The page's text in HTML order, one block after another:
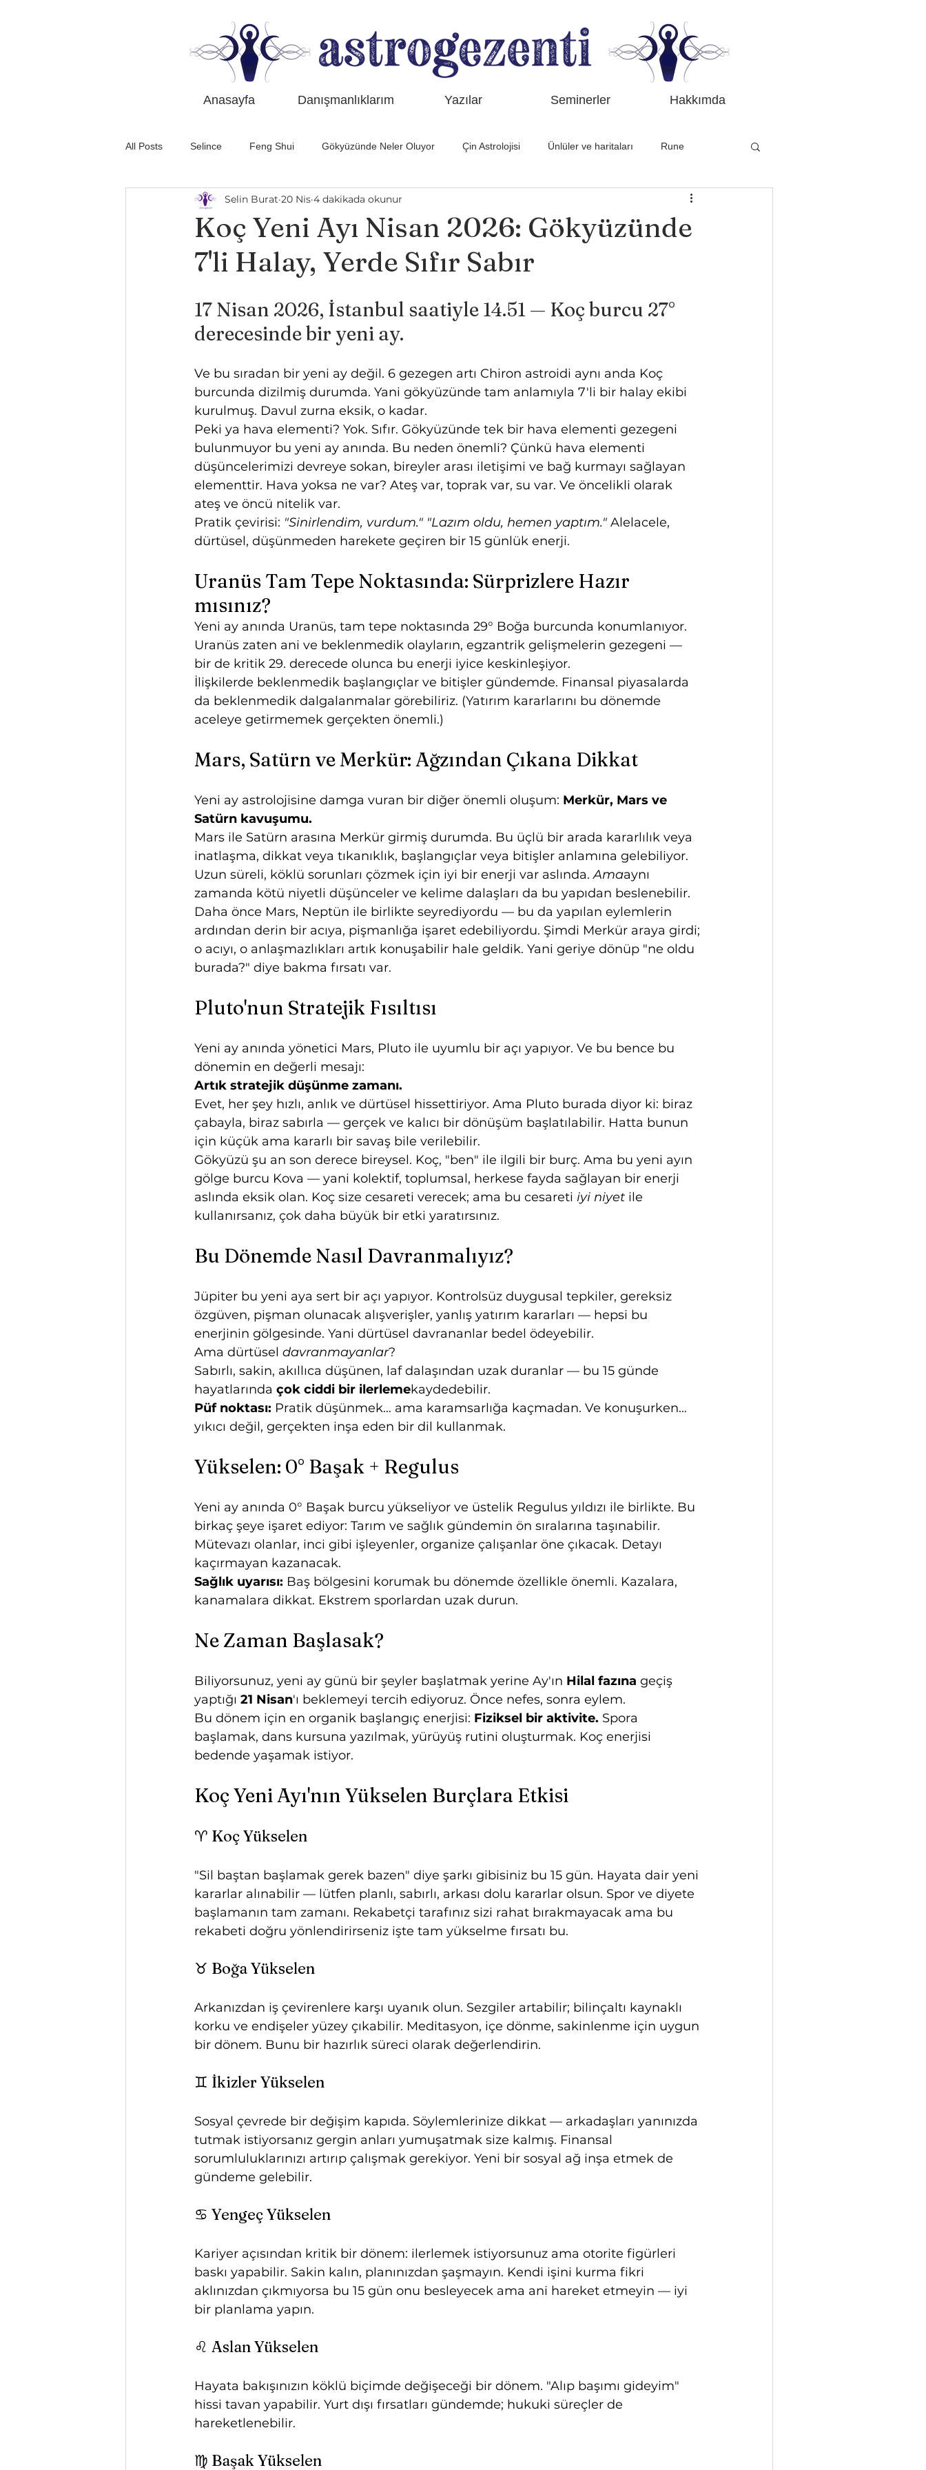
Anasayfa Danışmanlıklarım Yazılar Seminerler Hakkımda
All Posts Selince Feng Shui Gökyüzünde Neler Oluyor Çin Astrolojisi Ünlüler ve haritaları Rune
Astroloji Öğreniyoruz
Koç Yeni Ayı Nisan 2026: Gökyüzünde
7'li Halay, Yerde Sıfır Sabır
Selin Burat 20 Nis 4 dakikada okunur
17 Nisan 2026, İstanbul saatiyle 14.51 — Koç burcu 27°
derecesinde bir yeni ay.
Ve bu sıradan bir yeni ay değil. 6 gezegen artı Chiron astroidi aynı anda Koç
burcunda dizilmiş durumda. Yani gökyüzünde tam anlamıyla 7'li bir halay ekibi
kurulmuş. Davul zurna eksik, o kadar.
Peki ya hava elementi? Yok. Sıfır. Gökyüzünde tek bir hava elementi gezegeni
bulunmuyor bu yeni ay anında. Bu neden önemli? Çünkü hava elementi
düşüncelerimizi devreye sokan, bireyler arası iletişimi ve bağ kurmayı sağlayan
elementtir. Hava yoksa ne var? Ateş var, toprak var, su var. Ve öncelikli olarak
ateş ve öncü nitelik var.
Pratik çevirisi: "Sinirlendim, vurdum." "Lazım oldu, hemen yaptım." Alelacele,
dürtüsel, düşünmeden harekete geçiren bir 15 günlük enerji.
Uranüs Tam Tepe Noktasında: Sürprizlere Hazır
mısınız?
Yeni ay anında Uranüs, tam tepe noktasında 29° Boğa burcunda konumlanıyor.
Uranüs zaten ani ve beklenmedik olayların, egzantrik gelişmelerin gezegeni —
bir de kritik 29. derecede olunca bu enerji iyice keskinleşiyor.
İlişkilerde beklenmedik başlangıçlar ve bitişler gündemde. Finansal piyasalarda
da beklenmedik dalgalanmalar görebiliriz. (Yatırım kararlarını bu dönemde
aceleye getirmemek gerçekten önemli.)
Mars, Satürn ve Merkür: Ağzından Çıkana Dikkat
Yeni ay astrolojisine damga vuran bir diğer önemli oluşum: Merkür, Mars ve
Satürn kavuşumu.
Mars ile Satürn arasına Merkür girmiş durumda. Bu üçlü bir arada kararlılık veya
inatlaşma, dikkat veya tıkanıklık, başlangıçlar veya bitişler anlamına gelebiliyor.
Uzun süreli, köklü sorunları çözmek için iyi bir enerji var aslında. Amaaynı
zamanda kötü niyetli düşünceler ve kelime dalaşları da bu yapıdan beslenebilir.
Daha önce Mars, Neptün ile birlikte seyrediyordu — bu da yapılan eylemlerin
ardından derin bir acıya, pişmanlığa işaret edebiliyordu. Şimdi Merkür araya girdi;
o acıyı, o anlaşmazlıkları artık konuşabilir hale geldik. Yani geriye dönüp "ne oldu
burada?" diye bakma fırsatı var.
Pluto'nun Stratejik Fısıltısı
Yeni ay anında yönetici Mars, Pluto ile uyumlu bir açı yapıyor. Ve bu bence bu
dönemin en değerli mesajı:
Artık stratejik düşünme zamanı.
Evet, her şey hızlı, anlık ve dürtüsel hissettiriyor. Ama Pluto burada diyor ki: biraz
çabayla, biraz sabırla — gerçek ve kalıcı bir dönüşüm başlatılabilir. Hatta bunun
için küçük ama kararlı bir savaş bile verilebilir.
Gökyüzü şu an son derece bireysel. Koç, "ben" ile ilgili bir burç. Ama bu yeni ayın
gölge burcu Kova — yani kolektif, toplumsal, herkese fayda sağlayan bir enerji
aslında eksik olan. Koç size cesareti verecek; ama bu cesareti iyi niyet ile
kullanırsanız, çok daha büyük bir etki yaratırsınız.
Bu Dönemde Nasıl Davranmalıyız?
Jüpiter bu yeni aya sert bir açı yapıyor. Kontrolsüz duygusal tepkiler, gereksiz
özgüven, pişman olunacak alışverişler, yanlış yatırım kararları — hepsi bu
enerjinin gölgesinde. Yani dürtüsel davrananlar bedel ödeyebilir.
Ama dürtüsel davranmayanlar?
Sabırlı, sakin, akıllıca düşünen, laf dalaşından uzak duranlar — bu 15 günde
hayatlarında çok ciddi bir ilerlemekaydedebilir.
Püf noktası: Pratik düşünmek… ama karamsarlığa kaçmadan. Ve konuşurken…
yıkıcı değil, gerçekten inşa eden bir dil kullanmak.
Yükselen: 0° Başak + Regulus
Yeni ay anında 0° Başak burcu yükseliyor ve üstelik Regulus yıldızı ile birlikte. Bu
birkaç şeye işaret ediyor: Tarım ve sağlık gündemin ön sıralarına taşınabilir.
Mütevazı olanlar, inci gibi işleyenler, organize çalışanlar öne çıkacak. Detayı
kaçırmayan kazanacak.
Sağlık uyarısı: Baş bölgesini korumak bu dönemde özellikle önemli. Kazalara,
kanamalara dikkat. Ekstrem sporlardan uzak durun.
Ne Zaman Başlasak?
Biliyorsunuz, yeni ay günü bir şeyler başlatmak yerine Ay'ın Hilal fazına geçiş
yaptığı 21 Nisan'ı beklemeyi tercih ediyoruz. Önce nefes, sonra eylem.
Bu dönem için en organik başlangıç enerjisi: Fiziksel bir aktivite. Spora
başlamak, dans kursuna yazılmak, yürüyüş rutini oluşturmak. Koç enerjisi
bedende yaşamak istiyor.
Koç Yeni Ayı'nın Yükselen Burçlara Etkisi
♈ Koç Yükselen
"Sil baştan başlamak gerek bazen" diye şarkı gibisiniz bu 15 gün. Hayata dair yeni
kararlar alınabilir — lütfen planlı, sabırlı, arkası dolu kararlar olsun. Spor ve diyete
başlamanın tam zamanı. Rekabetçi tarafınız sizi rahat bırakmayacak ama bu
rekabeti doğru yönlendirirseniz işte tam yükselme fırsatı bu.
♉ Boğa Yükselen
Arkanızdan iş çevirenlere karşı uyanık olun. Sezgiler artabilir; bilinçaltı kaynaklı
korku ve endişeler yüzey çıkabilir. Meditasyon, içe dönme, sakinlenme için uygun
bir dönem. Bunu bir hazırlık süreci olarak değerlendirin.
♊ İkizler Yükselen
Sosyal çevrede bir değişim kapıda. Söylemlerinize dikkat — arkadaşları yanınızda
tutmak istiyorsanız gergin anları yumuşatmak size kalmış. Finansal
sorumluluklarınızı artırıp çalışmak gerekiyor. Yeni bir sosyal ağ inşa etmek de
gündeme gelebilir.
♋ Yengeç Yükselen
Kariyer açısından kritik bir dönem: ilerlemek istiyorsunuz ama otorite figürleri
baskı yapabilir. Sakin kalın, planınızdan şaşmayın. Kendi işini kurma fikri
aklınızdan çıkmıyorsa bu 15 gün onu besleyecek ama ani hareket etmeyin — iyi
bir planlama yapın.
♌ Aslan Yükselen
Hayata bakışınızın köklü biçimde değişeceği bir dönem. "Alıp başımı gideyim"
hissi tavan yapabilir. Yurt dışı fırsatları gündemde; hukuki süreçler de
hareketlenebilir.
♍ Başak Yükselen